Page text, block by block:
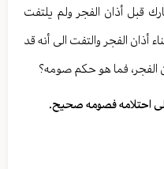
قبل أذان الفجر ولم يلتفت
أذان الفجر والتفت الى أنه قد
الفجر، فما هو حكم صومه؟
احتلامه فصومه صحيح.